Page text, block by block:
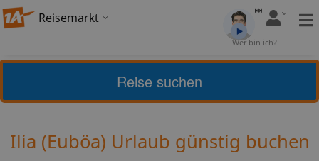
Reisemarkt
Wer bin ich?
Euböa
Bewertung:4 (4) Bewerten
Ilia (Euböa) Urlaub günstig buchen
Reise suchen